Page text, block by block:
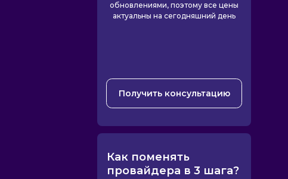
обновлениями, поэтому все цены
актуальны на сегодняшний день
Получить консультацию
Как поменять
провайдера в 3 шага?